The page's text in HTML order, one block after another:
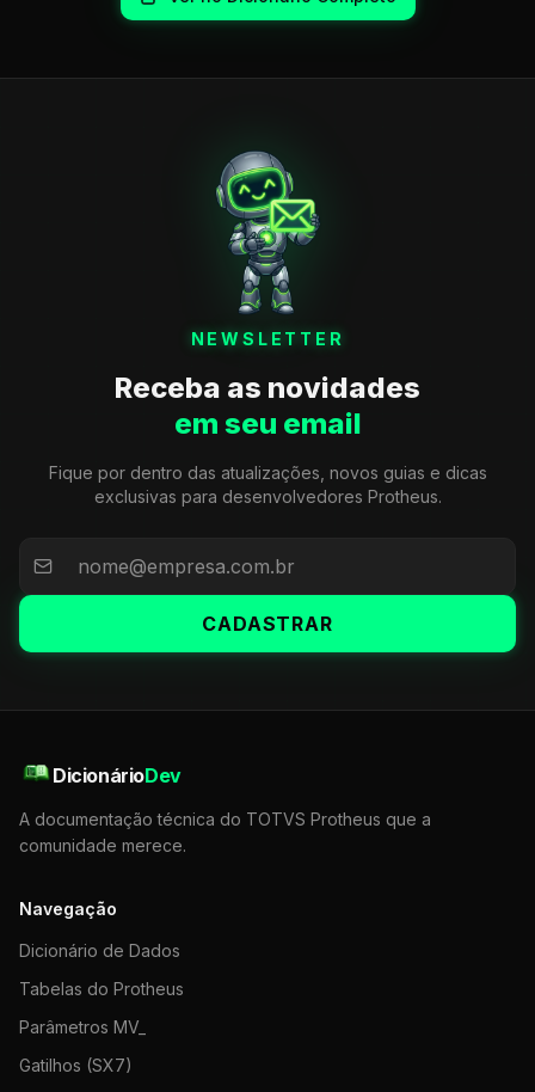
NEWSLETTER
Receba as novidades
em seu email
Fique por dentro das atualizações, novos guias e dicas
exclusivas para desenvolvedores Protheus.
CADASTRAR
DicionárioDev
A documentação técnica do TOTVS Protheus que a
comunidade merece.
Navegação
Dicionário de Dados
Tabelas do Protheus
Parâmetros MV_
Gatilhos (SX7)